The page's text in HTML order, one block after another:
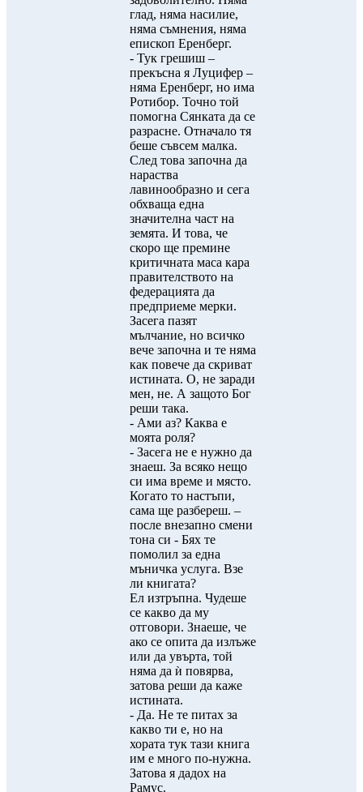
глад, няма насилие,
няма съмнения, няма
епископ Еренберг.
- Тук грешиш –
прекъсна я Луцифер –
няма Еренберг, но има
Ротибор. Точно той
помогна Сянката да се
разрасне. Отначало тя
беше съвсем малка.
След това започна да
нараства
лавинообразно и сега
обхваща една
значителна част на
земята. И това, че
скоро ще премине
критичната маса кара
правителството на
федерацията да
предприеме мерки.
Засега пазят
мълчание, но всичко
вече започна и те няма
как повече да скриват
истината. О, не заради
мен, не. А защото Бог
реши така.
- Ами аз? Каква е
моята роля?
- Засега не е нужно да
знаеш. За всяко нещо
си има време и място.
Когато то настъпи,
сама ще разбереш. –
после внезапно смени
тона си - Бях те
помолил за една
мъничка услуга. Взе
ли книгата?
Ел изтръпна. Чудеше
се какво да му
отговори. Знаеше, че
ако се опита да излъже
или да увърта, той
няма да ѝ повярва,
затова реши да каже
истината.
- Да. Не те питах за
какво ти е, но на
хората тук тази книга
им е много по-нужна.
Затова я дадох на
Рамус.